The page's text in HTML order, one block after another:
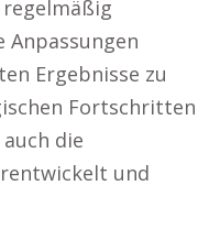
Ergebnisse zu
Fortschritten
die
und